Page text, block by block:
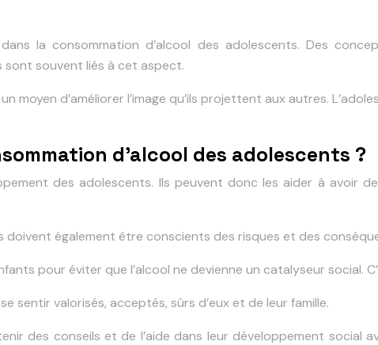
la consommation d’alcool des adolescents. Des
sont souvent liés à cet aspect.
moyen d’améliorer l’image qu’ils projettent aux autres.
d’alcool des adolescents ?
des adolescents. Ils peuvent donc les aider à avoir
également être conscients des risques et des
pour éviter que l’alcool ne devienne un catalyseur social.
sentir valorisés, acceptés, sûrs d’eux et de leur famille.
des conseils et de l’aide dans leur développement social